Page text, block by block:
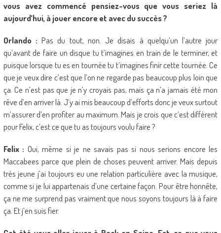
vous avez commencé pensiez-vous que vous seriez là
aujourd’hui, à jouer encore et avec du succès ?
Orlando :Pas du tout, non. Je disais à quelqu’un l’autre jour
qu’avant de faire un disque tu t’imagines en train de le terminer, et
puisque lorsque tu es en tournée tu t’imagines finir cette tournée. Ce
que je veux dire c’est que l’on ne regarde pas beaucoup plus loin que
ça. Ce n’est pas que je n’y croyais pas, mais ça n’a jamais été mon
rêve d’en arriver là. J’y ai mis beaucoup d’efforts donc je veux surtout
m’assurer d’en profiter au maximum. Mais je crois que c’est différent
pour Felix, c’est ce que tu as toujours voulu faire ?
Felix : Oui, même si je ne savais pas si nous serions encore les
Maccabees parce que plein de choses peuvent arriver. Mais depuis
très jeune j’ai toujours eu une relation particulière avec la musique,
comme si je lui appartenais d’une certaine façon. Pour être honnête,
ça ne me surprend pas vraiment que nous soyons toujours là à faire
ça. Et j’en suis fier.